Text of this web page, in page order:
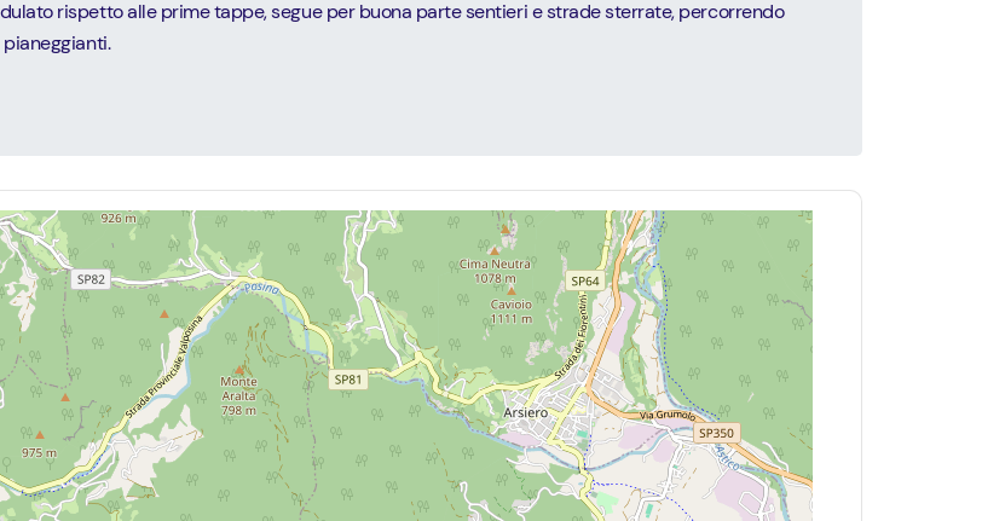
rispetto alle prime tappe, segue per buona parte sentieri e strade sterrate, percorrendo